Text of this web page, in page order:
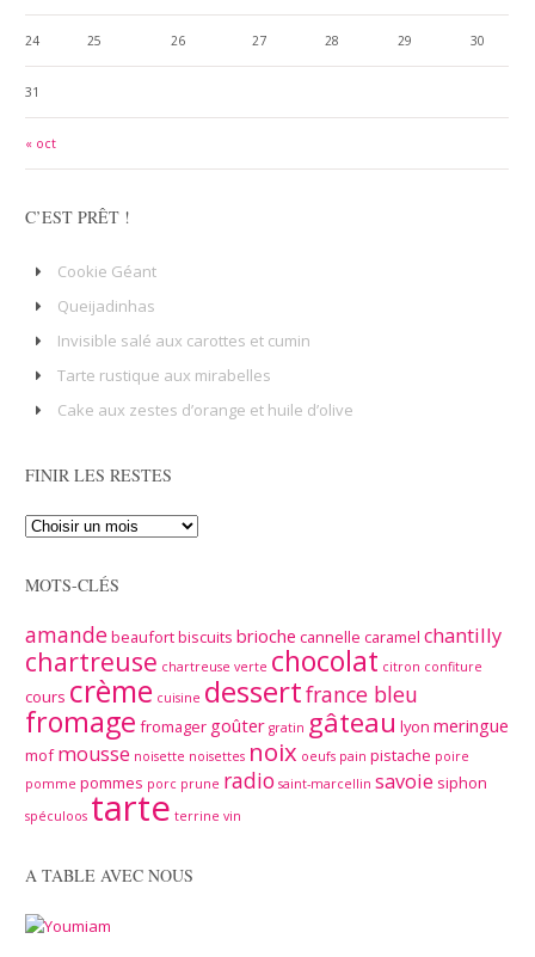
« oct
24 25 26 27 28 29 30
31
C’EST PRÊT !
Cookie Géant
Queijadinhas
Invisible salé aux carottes et cumin
Tarte rustique aux mirabelles
Cake aux zestes d’orange et huile d’olive
FINIR LES RESTES
MOTS-CLÉS
amandebeaufortbiscuits brioche cannelle caramel chantilly
chartreuse chartreuse verte chocolat citron confiture
cours crème cuisine dessertfrance bleu
fromage fromager goûter gratin gâteau lyon meringue
mof mousse noisette noisettes noix oeufs pain pistache poire
pomme pommes porc prune radio saint-marcellin savoie siphon
spéculoos tarte terrine vin
A TABLE AVEC NOUS